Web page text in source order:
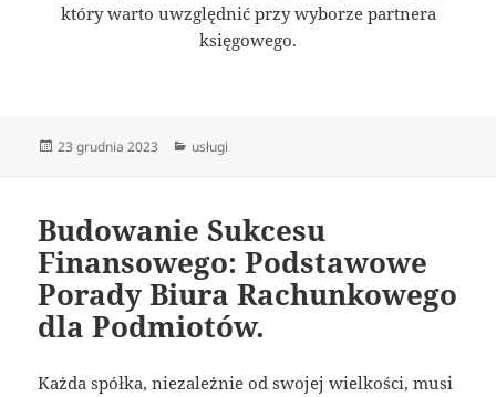
który warto uwzględnić przy wyborze partnera
księgowego.
Data
23 grudnia 2023 Kategorie
usługi
Budowanie Sukcesu
Finansowego: Podstawowe
Porady Biura Rachunkowego
dla Podmiotów.
Każda spółka, niezależnie od swojej wielkości, musi